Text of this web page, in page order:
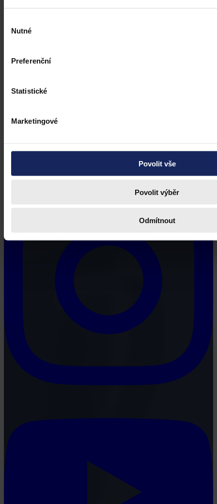
souhlasu
Nutné
Preferenční
Statistické
Marketingové
Povolit vše
Povolit výběr
Odmítnout